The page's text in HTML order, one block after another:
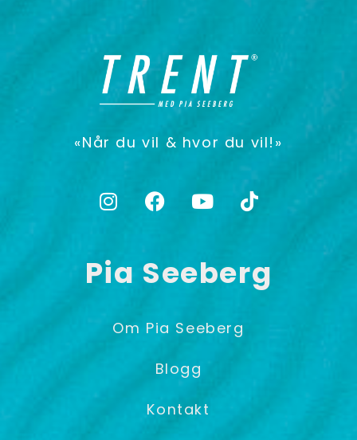
«Når du vil & hvor du vil!»
Pia Seeberg
Om Pia Seeberg
Blogg
Kontakt